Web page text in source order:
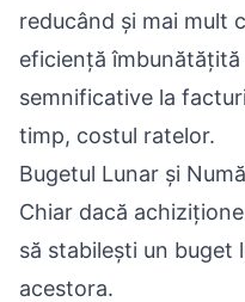
reducând și mai mult
eficiență
semnificative la
timp, costul ratelor.
Bugetul Lunar și
Chiar dacă
să stabilești un buget
acestora.